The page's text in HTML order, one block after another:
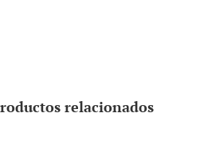
relacionados